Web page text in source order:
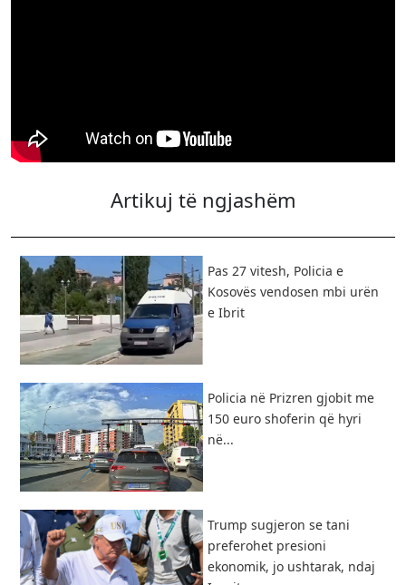
Artikuj të ngjashëm
Pas 27 vitesh, Policia e
Kosovës vendosen mbi urën
e Ibrit
Policia në Prizren gjobit me
150 euro shoferin që hyri
në...
Trump sugjeron se tani
preferohet presioni
ekonomik, jo ushtarak, ndaj